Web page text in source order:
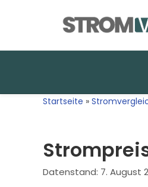
Startseite »
Datenstand: 7. August